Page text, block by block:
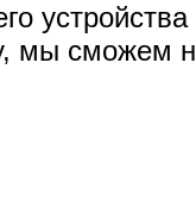
мы сможем